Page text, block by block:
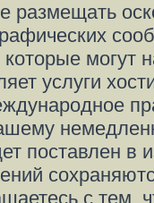
размещать
могут
услуги
поставлен в
с